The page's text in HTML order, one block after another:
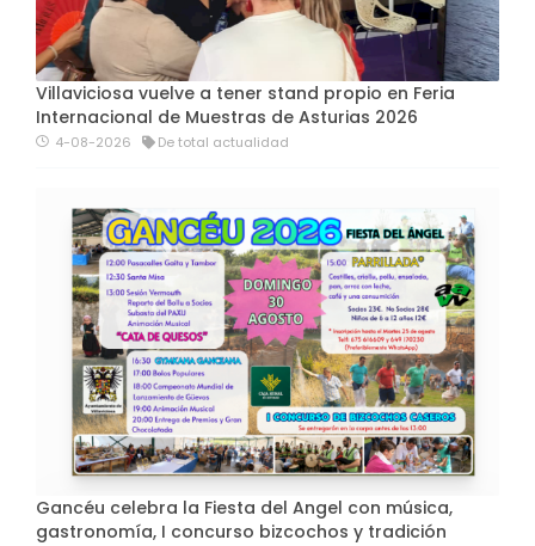
Villaviciosa vuelve a tener stand propio en Feria
Internacional de Muestras de Asturias 2026
4-08-2026 De total actualidad
Gancéu celebra la Fiesta del Angel con música,
gastronomía, I concurso bizcochos y tradición